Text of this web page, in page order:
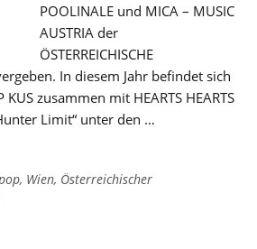
POOLINALE und MICA – MUSIC
AUSTRIA der
ÖSTERREICHISCHE
In diesem Jahr befindet sich
zusammen mit HEARTS HEARTS
Limit“ unter den …
, Wien, Österreichischer